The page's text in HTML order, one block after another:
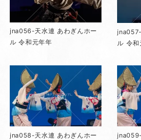
jna056-天水連 あわぎんホー
ル 令和元年年
ル 令和
jna058-天水連 あわぎんホー